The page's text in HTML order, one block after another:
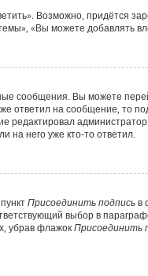
Возможно, придётся
«Вы можете добавлять
сообщения. Вы можете
ответил на сообщение, то
редактировал
на него уже кто-то ответил.
Присоединить подпись в
выбор в
убрав флажок Присоединить